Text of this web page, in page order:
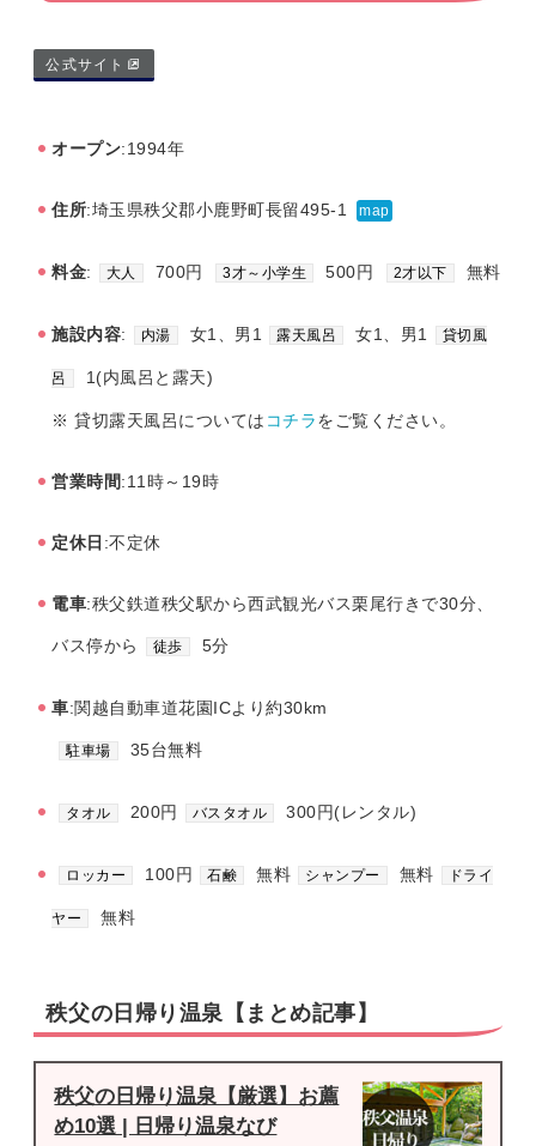
公式サイト
オープン:1994年
住所:埼玉県秩父郡小鹿野町長留495-1 map
料金: 大人 700円 3才～小学生 500円 2才以下 無料
施設内容: 内湯 女1、男1 露天風呂 女1、男1 貸切風
呂 1(内風呂と露天)
※ 貸切露天風呂については コチラをご覧ください。
営業時間:11時～19時
定休日 :不定休
電車:秩父鉄道秩父駅から西武観光バス栗尾行きで30分、
バス停から 徒歩 5分
車:関越自動車道花園ICより約30km
駐車場 35台無料
タオル 200円 バスタオル 300円(レンタル)
ロッカー 100円 石鹸 無料 シャンプー 無料 ドライ
ヤー 無料
秩父の日帰り温泉【まとめ記事】
秩父の日帰り温泉【厳選】お薦
め10選 | 日帰り温泉なび